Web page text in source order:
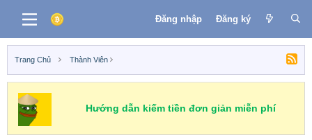
Đăng nhập Đăng ký
Trang Chủ Thành Viên
Hướng dẫn kiếm tiền đơn giản miễn phí